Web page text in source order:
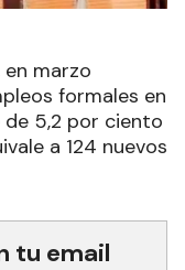
marzo
formales en
5,2 por ciento
a 124 nuevos
tu email